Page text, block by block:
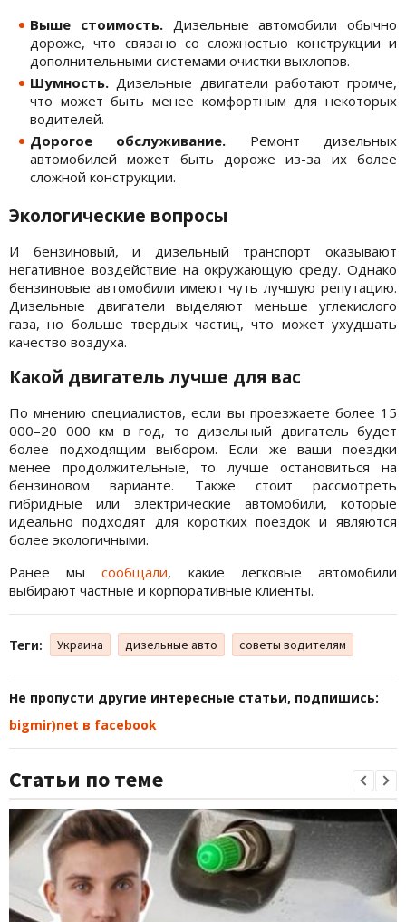
Выше стоимость.Дизельные автомобили обычно
дороже, что связано со сложностью конструкции и
дополнительными системами очистки выхлопов.
Шумность. Дизельные двигатели работают громче,
что может быть менее комфортным для некоторых
водителей.
Дорогое обслуживание. Ремонт дизельных
автомобилей может быть дороже из-за их более
сложной конструкции.
Экологические вопросы
И бензиновый, и дизельный транспорт оказывают
негативное воздействие на окружающую среду. Однако
бензиновые автомобили имеют чуть лучшую репутацию.
Дизельные двигатели выделяют меньше углекислого
газа, но больше твердых частиц, что может ухудшать
качество воздуха.
Какой двигатель лучше для вас
По мнению специалистов, если вы проезжаете более 15
000–20 000 км в год, то дизельный двигатель будет
более подходящим выбором. Если же ваши поездки
менее продолжительные, то лучше остановиться на
бензиновом варианте. Также стоит рассмотреть
гибридные или электрические автомобили, которые
идеально подходят для коротких поездок и являются
более экологичными.
Ранее мысообщали, какие легковые автомобили
выбирают частные и корпоративные клиенты.
Теги: Украина дизельные авто советы водителям
Не пропусти другие интересные статьи, подпишись:
bigmir)net в facebook
Статьи по теме